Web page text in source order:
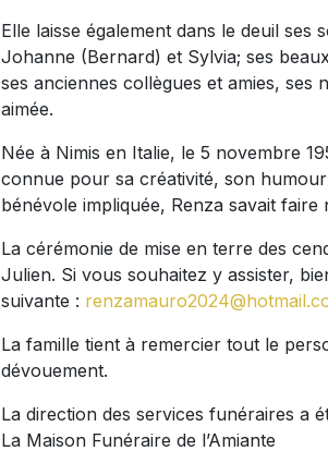
Elle laisse également dans le deuil
Johanne (Bernard) et Sylvia; ses
ses anciennes collègues et amies, ses
aimée.
Née à Nimis en Italie, le 5 novembre
connue pour sa créativité, son
bénévole impliquée, Renza savait faire
La cérémonie de mise en terre des
Julien. Si vous souhaitez y assister,
suivante :
La famille tient à remercier tout le
dévouement.
La direction des services funéraires a
La Maison Funéraire de l’Amiante